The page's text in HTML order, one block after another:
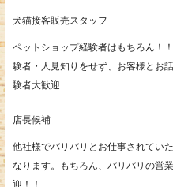
犬猫接客販売スタッフ
ペットショップ経験者はもちろん！
験者・人見知りをせず、お客様とお
験者大歓迎
店長候補
他社様でバリバリとお仕事されてい
なります。もちろん、バリバリの営
迎！！